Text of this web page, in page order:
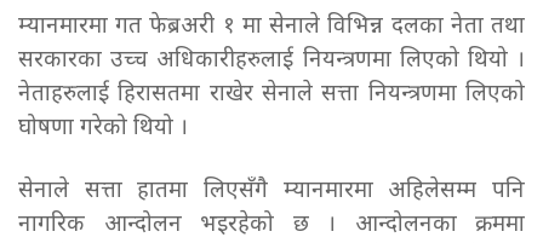
म्यानमारमा गत फेब्रअरी १ मा सेनाले विभिन्न दलका नेता तथा
सरकारका उच्च अधिकारीहरुलाई नियन्त्रणमा लिएको थियो ।
नेताहरुलाई हिरासतमा राखेर सेनाले सत्ता नियन्त्रणमा लिएको
घोषणा गरेको थियो ।
सेनाले सत्ता हातमा लिएसँगै म्यानमारमा अहिलेसम्म पनि
नागरिक आन्दोलन भइरहेको छ । आन्दोलनका क्रममा